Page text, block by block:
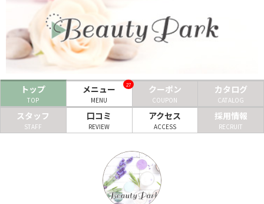
ネイルサロン
まつげサロン
エステサロン
美容クリニック
ヘアカタログ
トップ
TOP
メニュー
MENU
27 クーポン
COUPON
カタログ
CATALOG
スタッフ
STAFF
口コミ
REVIEW
アクセス
ACCESS
採用情報
RECRUIT